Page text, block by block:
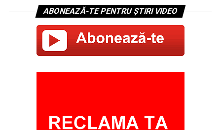
ABONEAZĂ-TE PENTRU ȘTIRI VIDEO